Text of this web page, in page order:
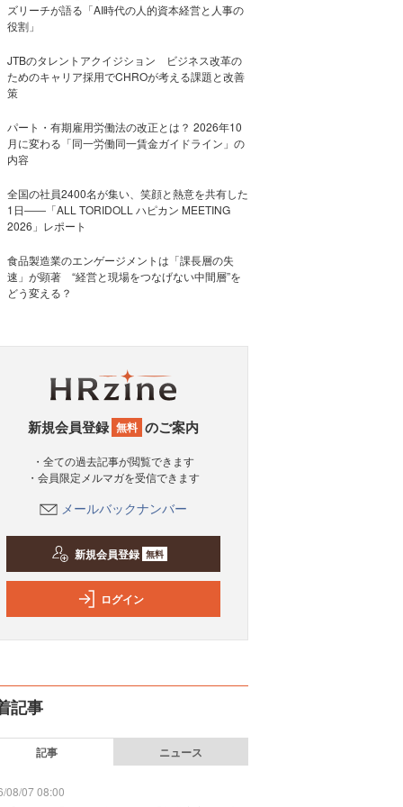
ズリーチが語る「AI時代の人的資本経営と人事の
役割」
JTBのタレントアクイジション ビジネス改革の
ためのキャリア採用でCHROが考える課題と改善
策
パート・有期雇用労働法の改正とは？ 2026年10
月に変わる「同一労働同一賃金ガイドライン」の
内容
全国の社員2400名が集い、笑顔と熱意を共有した
1日――「ALL TORIDOLL ハピカン MEETING
2026」レポート
食品製造業のエンゲージメントは「課長層の失
速」が顕著 “経営と現場をつなげない中間層”を
どう変える？
新規会員登録 無料 のご案内
・全ての過去記事が閲覧できます
・会員限定メルマガを受信できます
メールバックナンバー
新規会員登録 無料
ログイン
記事
記事 ニュース
08/07 08:00